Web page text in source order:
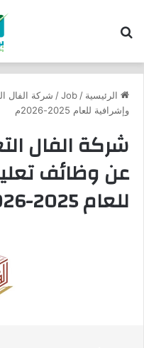
الرئيسية /
Job
/ شركة الفال
وإشرافية للعام 2025-2026م
شركة الفال
عن وظائف
للعام 2025-2026م